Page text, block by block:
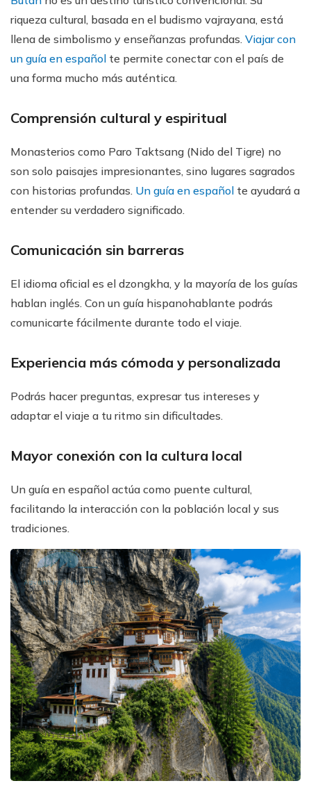
riqueza cultural, basada en el budismo vajrayana, está
llena de simbolismo y enseñanzas profundas. Viajar con
un guía en español te permite conectar con el país de
una forma mucho más auténtica.
Comprensión cultural y espiritual
Monasterios como Paro Taktsang (Nido del Tigre) no
son solo paisajes impresionantes, sino lugares sagrados
con historias profundas. Un guía en español te ayudará a
entender su verdadero significado.
Comunicación sin barreras
El idioma oficial es el dzongkha, y la mayoría de los guías
hablan inglés. Con un guía hispanohablante podrás
comunicarte fácilmente durante todo el viaje.
Experiencia más cómoda y personalizada
Podrás hacer preguntas, expresar tus intereses y
adaptar el viaje a tu ritmo sin dificultades.
Mayor conexión con la cultura local
Un guía en español actúa como puente cultural,
facilitando la interacción con la población local y sus
tradiciones.